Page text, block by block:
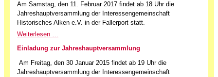
Am Samstag, den 11. Februar 2017 findet ab 18 Uhr die
Jahreshauptversammlung der Interessengemeinschaft
Historisches Alken e.V. in der Fallerport statt.
Weiterlesen …
Einladung zur Jahreshauptversammlung
Am Freitag, den 30 Januar 2015 findet ab 19 Uhr die
Jahreshauptversammlung der Interessengemeinschaft